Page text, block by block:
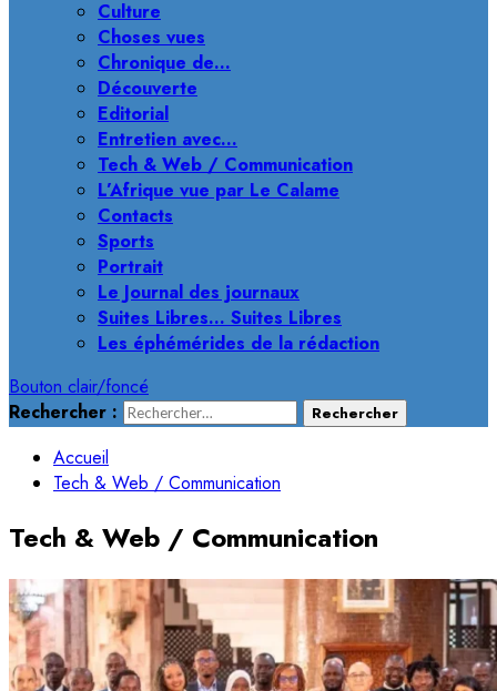
Culture
Choses vues
Chronique de…
Découverte
Editorial
Entretien avec…
Tech & Web / Communication
L’Afrique vue par Le Calame
Contacts
Sports
Portrait
Le Journal des journaux
Suites Libres… Suites Libres
Les éphémérides de la rédaction
Bouton clair/foncé
Rechercher :
Accueil
Tech & Web / Communication
Tech & Web / Communication